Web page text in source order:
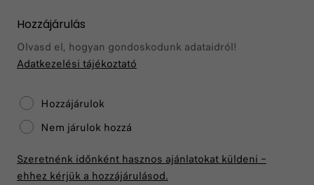
Hozzájárulás
Olvasd el, hogyan gondoskodunk adataidról!
Adatkezelési tájékoztató
Hozzájárulok
Nem járulok hozzá
Szeretnénk időnként hasznos ajánlatokat küldeni –
ehhez kérjük a hozzájárulásod.